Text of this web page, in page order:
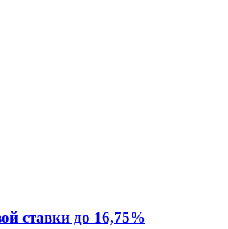
ставки до 16,75%